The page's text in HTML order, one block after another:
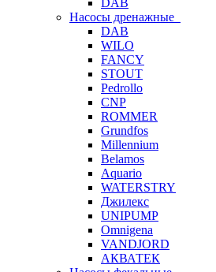
DAB
Насосы дренажные
DAB
WILO
FANCY
STOUT
Pedrollo
CNP
ROMMER
Grundfos
Millennium
Belamos
Aquario
WATERSTRY
Джилекс
UNIPUMP
Omnigena
VANDJORD
АКВАТЕК